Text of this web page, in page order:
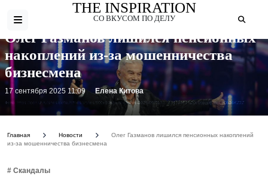
THE INSPIRATION
СО ВКУСОМ ПО ДЕЛУ
Фото: https://cdn.iz.ru/sites/default/files/styles/900x506/public/news-2025-09/TASS_83435874%20copy.jpg?itok=O526KZ2Z
Олег Газманов лишился пенсионных
накоплений из-за мошенничества
бизнесмена
17 сентября 2025 11:09 Елена Китова
Главная Новости
Олег Газманов лишился пенсионных накоплений
из-за мошенничества бизнесмена
# Скандалы